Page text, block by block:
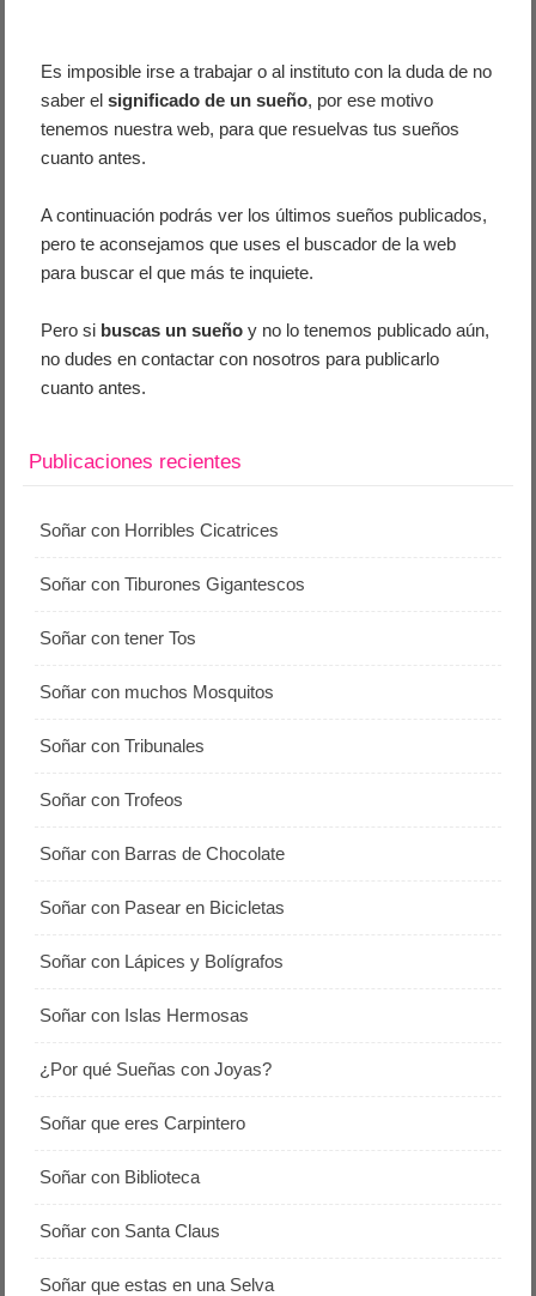
Es imposible irse a trabajar o al instituto con la duda de no
saber elsignificado de un sueño, por ese motivo
tenemos nuestra web, para que resuelvas tus sueños
cuanto antes.
A continuación podrás ver los últimos sueños publicados,
pero te aconsejamos que uses el buscador de la web
para buscar el que más te inquiete.
Pero si buscas un sueño y no lo tenemos publicado aún,
no dudes en contactar con nosotros para publicarlo
cuanto antes.
Publicaciones recientes
Soñar con Horribles Cicatrices
Soñar con Tiburones Gigantescos
Soñar con tener Tos
Soñar con muchos Mosquitos
Soñar con Tribunales
Soñar con Trofeos
Soñar con Barras de Chocolate
Soñar con Pasear en Bicicletas
Soñar con Lápices y Bolígrafos
Soñar con Islas Hermosas
¿Por qué Sueñas con Joyas?
Soñar que eres Carpintero
Soñar con Biblioteca
Soñar con Santa Claus
Soñar que estas en una Selva